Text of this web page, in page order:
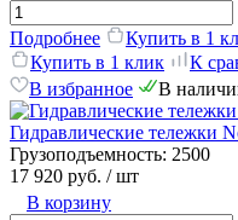
Подробнее
Купить в 1
Купить в 1 клик
К
В избранное
В
Гидравлические тележки
Грузоподъемность: 2500
17 920 руб. / шт
В корзину